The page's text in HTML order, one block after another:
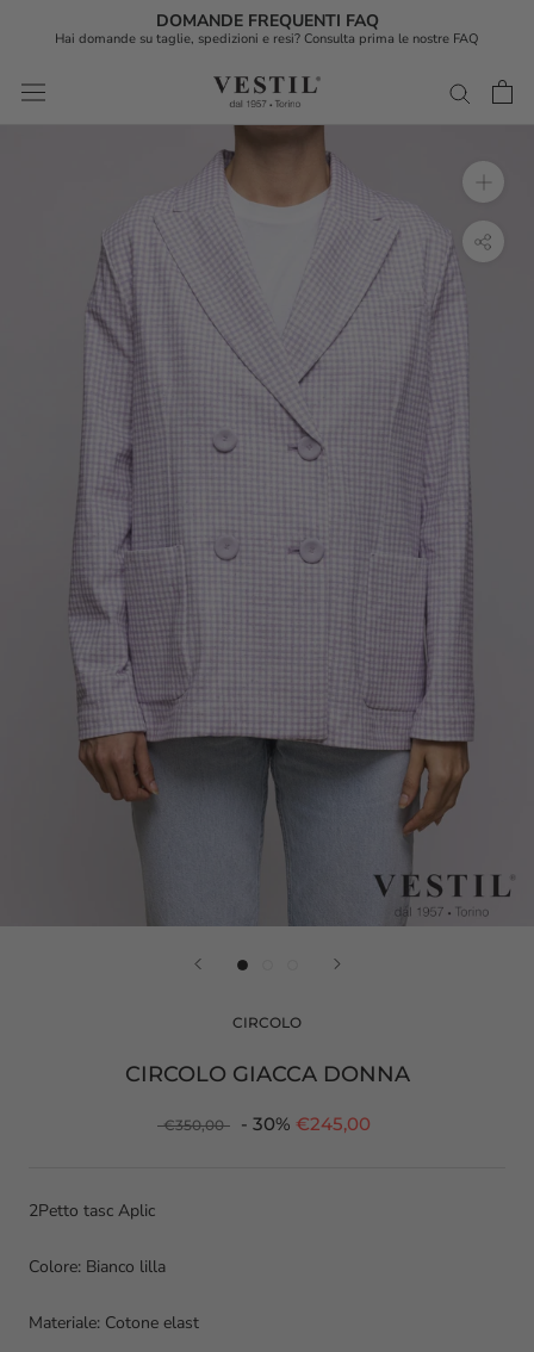
DOMANDE FREQUENTI FAQ
Hai domande su taglie, spedizioni e resi? Consulta prima le nostre FAQ
contenuto
CIRCOLO
CIRCOLO GIACCA DONNA
€350,00 - 30% €245,00
2Petto tasc Aplic
Colore: Bianco lilla
Materiale: Cotone elast